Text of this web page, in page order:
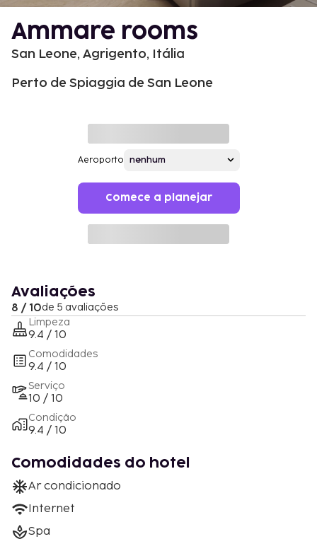
Ammare rooms
San Leone, Agrigento, Itália
Perto de Spiaggia de San Leone
Aeroporto
Comece a planejar
Avaliações
8 / 10de 5 avaliações
Limpeza
9.4 / 10
Comodidades
9.4 / 10
Serviço
10 / 10
Condição
9.4 / 10
Comodidades do hotel
Ar condicionado
Internet
Spa